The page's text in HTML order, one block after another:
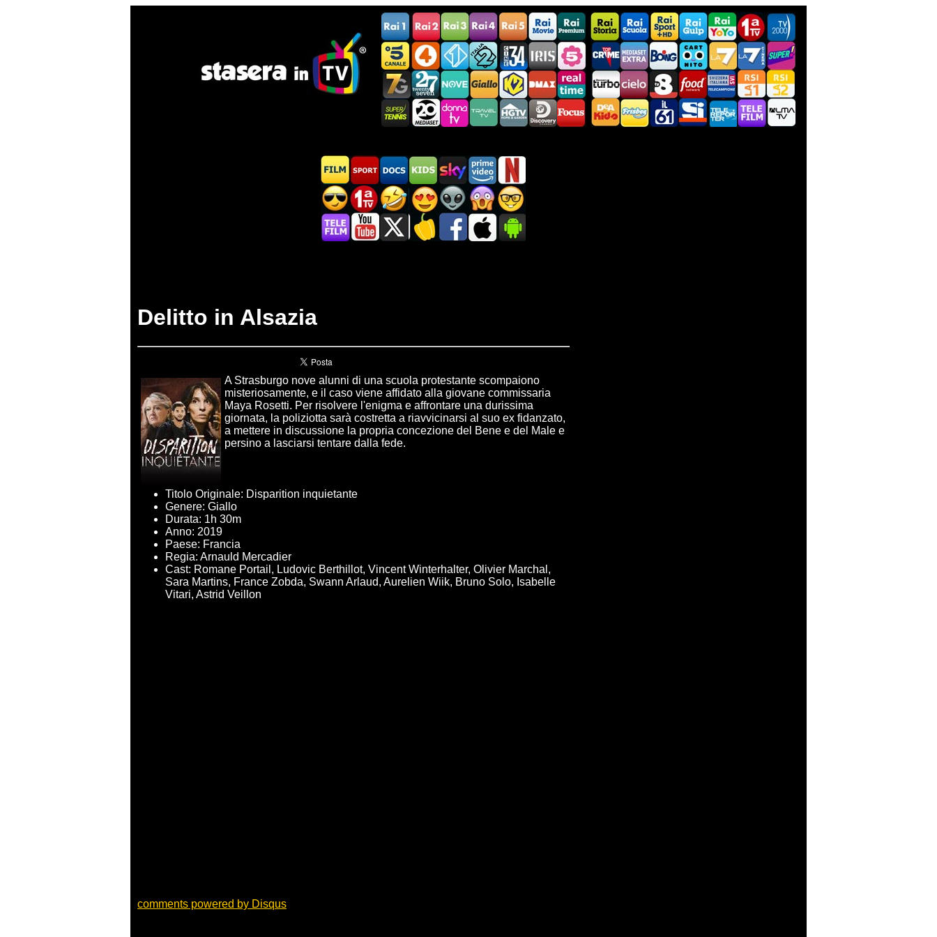
Delitto in Alsazia
A Strasburgo nove alunni di una scuola protestante scompaiono
misteriosamente, e il caso viene affidato alla giovane commissaria
Maya Rosetti. Per risolvere l'enigma e affrontare una durissima
giornata, la poliziotta sarà costretta a riavvicinarsi al suo ex fidanzato,
a mettere in discussione la propria concezione del Bene e del Male e
persino a lasciarsi tentare dalla fede.
Titolo Originale: Disparition inquietante
Genere: Giallo
Durata: 1h 30m
Anno: 2019
Paese: Francia
Regia: Arnauld Mercadier
Cast: Romane Portail, Ludovic Berthillot, Vincent Winterhalter, Olivier Marchal,
Sara Martins, France Zobda, Swann Arlaud, Aurelien Wiik, Bruno Solo, Isabelle
Vitari, Astrid Veillon
comments powered by Disqus